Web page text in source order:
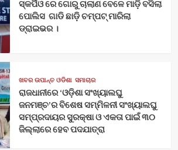
ସ୍କର୍ପିଓ ରେ ଗୋରୁ ଚାଲାଣ ବେଳେ ମାଡ଼ି ବସିଲା
ପୋଲିସ ଗାଡି ଛାଡ଼ି ଚମ୍ପଟ୍ ମାରିଲା
ଡ୍ରାଇଭର ।
ଖବର ଉପାନ୍ତ ଓଡିଶା ସମାଚାର
ରାଜଧାନୀରେ ‘ଓଡ଼ିଶା ସଂଖ୍ୟାଲଘୁ
ଜନମଞ୍ଚ’ର ବିଶେଷ ସମ୍ମିଳନୀ ସଂଖ୍ୟାଲଘୁ
ସମ୍ପ୍ରଦାୟର ସୁରକ୍ଷା ଓ ଏକତା ପାଇଁ ୩୦
ଜିଲ୍ଲାରେ ହେବ ପଦଯାତ୍ରା